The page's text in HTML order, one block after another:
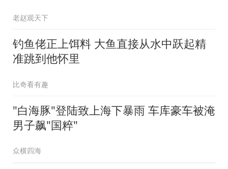
老赵观天下
钓鱼佬正上饵料 大鱼直接从水中跃起精
准跳到他怀里
比奇看有趣
"白海豚"登陆致上海下暴雨 车库豪车被淹
男子飙"国粹"
众横四海